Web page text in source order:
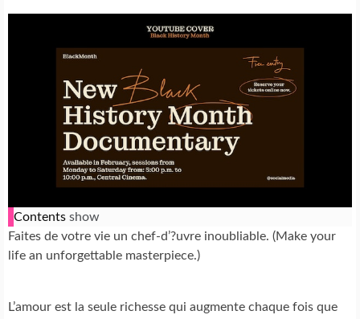
Contents show
Faites de votre vie un chef-d’?uvre inoubliable. (Make your
life an unforgettable masterpiece.)
L’amour est la seule richesse qui augmente chaque fois que